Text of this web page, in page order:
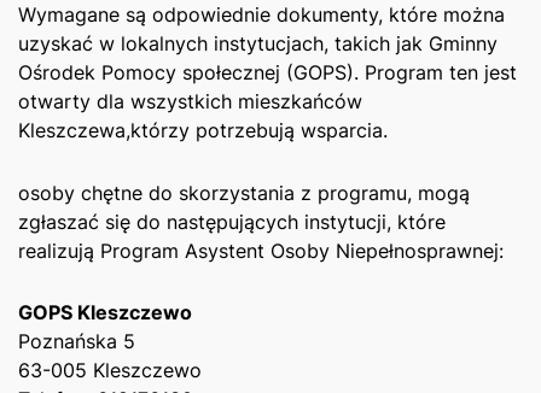
Wymagane są‌ odpowiednie dokumenty, które można
uzyskać w lokalnych instytucjach, ⁤takich jak Gminny‌
Ośrodek Pomocy społecznej (GOPS). Program ten jest⁣
otwarty dla wszystkich mieszkańców
Kleszczewa,którzy potrzebują wsparcia.
osoby chętne do skorzystania z programu, mogą
zgłaszać się do następujących ⁤instytucji, które
realizują Program ‍Asystent Osoby Niepełnosprawnej:
GOPS Kleszczewo
Poznańska⁢ 5
63-005 Kleszczewo ⁤